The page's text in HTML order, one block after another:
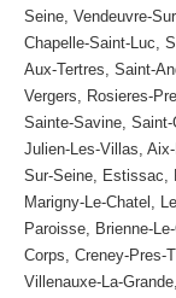
Seine, Vendeuvre-
Chapelle-Saint-Luc,
Aux-Tertres, Saint-
Vergers, Rosieres-
Sainte-Savine,
Julien-Les-Villas,
Sur-Seine, Estissac,
Marigny-Le-Chatel,
Paroisse, Brienne-
Corps, Creney-Pres-
Villenauxe-La-